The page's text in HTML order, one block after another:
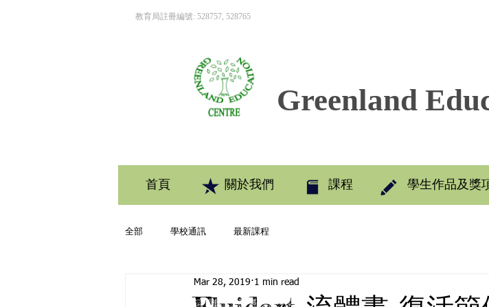
教育局註冊編號: 528757, 528765
Greenland
首頁 關於我們 課程 學生作品及獎
全部 學校通訊 最新課程
Mar 28, 2019 1 min read